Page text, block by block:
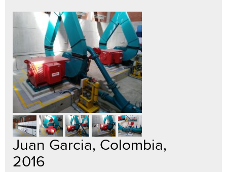
Juan Garcia, Colombia,
2016